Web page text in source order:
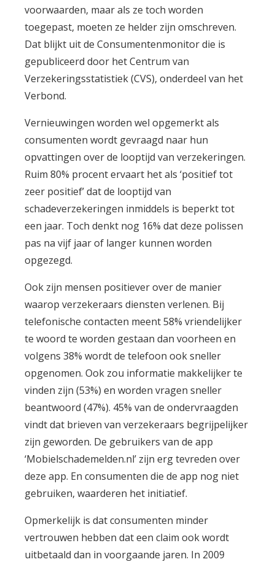
voorwaarden, maar als ze toch worden
toegepast, moeten ze helder zijn omschreven.
Dat blijkt uit de Consumentenmonitor die is
gepubliceerd door het Centrum van
Verzekeringsstatistiek (CVS), onderdeel van het
Verbond.
Vernieuwingen worden wel opgemerkt als
consumenten wordt gevraagd naar hun
opvattingen over de looptijd van verzekeringen.
Ruim 80% procent ervaart het als ‘positief tot
zeer positief’ dat de looptijd van
schadeverzekeringen inmiddels is beperkt tot
een jaar. Toch denkt nog 16% dat deze polissen
pas na vijf jaar of langer kunnen worden
opgezegd.
Ook zijn mensen positiever over de manier
waarop verzekeraars diensten verlenen. Bij
telefonische contacten meent 58% vriendelijker
te woord te worden gestaan dan voorheen en
volgens 38% wordt de telefoon ook sneller
opgenomen. Ook zou informatie makkelijker te
vinden zijn (53%) en worden vragen sneller
beantwoord (47%). 45% van de ondervraagden
vindt dat brieven van verzekeraars begrijpelijker
zijn geworden. De gebruikers van de app
‘Mobielschademelden.nl’ zijn erg tevreden over
deze app. En consumenten die de app nog niet
gebruiken, waarderen het initiatief.
Opmerkelijk is dat consumenten minder
vertrouwen hebben dat een claim ook wordt
uitbetaald dan in voorgaande jaren. In 2009